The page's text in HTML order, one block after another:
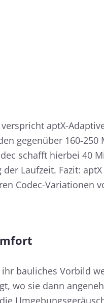
aptX-
gegenüber 160-
schafft hierbei 40
der Laufzeit. Fazit:
Codec-Variationen
bauliches Vorbild
wo sie dann